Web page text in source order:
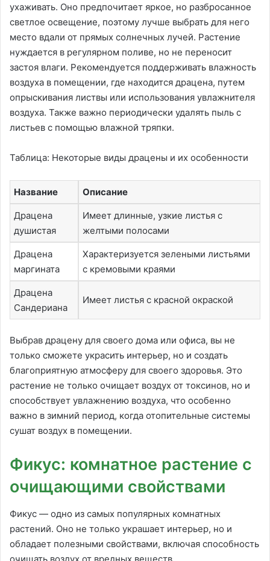
ухаживать. Оно предпочитает яркое, но разбросанное
светлое освещение, поэтому лучше выбрать для него
место вдали от прямых солнечных лучей. Растение
нуждается в регулярном поливе, но не переносит
застоя влаги. Рекомендуется поддерживать влажность
воздуха в помещении, где находится драцена, путем
опрыскивания листвы или использования увлажнителя
воздуха. Также важно периодически удалять пыль с
листьев с помощью влажной тряпки.
Таблица: Некоторые виды драцены и их особенности
Название Описание
Драцена
душистая
Имеет длинные, узкие листья с
желтыми полосами
Драцена
маргината
Характеризуется зелеными листьями
с кремовыми краями
Драцена
Сандериана
Имеет листья с красной окраской
Выбрав драцену для своего дома или офиса, вы не
только сможете украсить интерьер, но и создать
благоприятную атмосферу для своего здоровья. Это
растение не только очищает воздух от токсинов, но и
способствует увлажнению воздуха, что особенно
важно в зимний период, когда отопительные системы
сушат воздух в помещении.
Фикус: комнатное растение с
очищающими свойствами
Фикус — одно из самых популярных комнатных
растений. Оно не только украшает интерьер, но и
обладает полезными свойствами, включая способность